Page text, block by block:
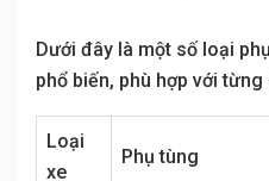
Dưới đây là một số loại
phổ biến, phù hợp với từng
Loại
xe
Phụ tùng